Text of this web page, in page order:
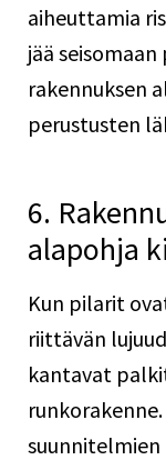
aiheuttamia
jää
rakennuksen
perustusten
6.
alapohja
Kun pilarit
riittävän
kantavat
suunnitelmien